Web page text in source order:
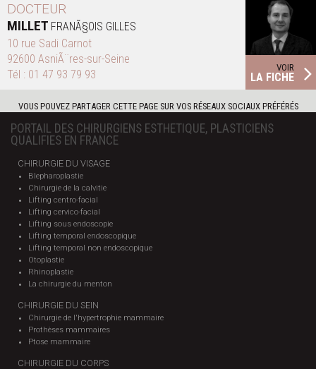
DOCTEUR
MILLET FRANÃ§OIS GILLES
10 rue Sadi Carnot
92600 AsniÃ¨res-sur-Seine
Tél : 01 47 93 79 93
VOIR
LA FICHE
VOUS POUVEZ PARTAGER CETTE PAGE SUR VOS RÉSEAUX SOCIAUX PRÉFÉRÉS
PORTAIL DES CHIRURGIENS ESTHETIQUE, PLASTICIENS
QUALIFIES EN FRANCE
CHIRURGIE DU VISAGE
Blepharoplastie
Chirurgie de la calvitie
Lifting centro-facial
Lifting cervico-facial
Lifting sous endoscopie
Lifting temporal endoscopique
Lifting temporal non endoscopique
Otoplastie
Rhinoplastie
La chirurgie du menton
CHIRURGIE DU SEIN
Chirurgie de l'hypertrophie mammaire
Prothèses mammaires
Ptose mammaire
CHIRURGIE DU CORPS